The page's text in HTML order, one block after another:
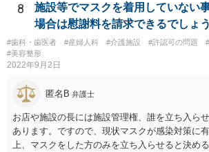
8
施設等でマスクを着用していない
場合は慰謝料を請求できるでしょ
#歯科・歯医者 #産婦人科 #介護施設 #許認可の問題
#美容整形
2022年9月2日
匿名B 弁護士
お店や施設の長には施設管理権、誰を立ち入ら
あります。ですので、現状マスクが感染対策に
上、マスクをした方のみを立ち入らせると決め